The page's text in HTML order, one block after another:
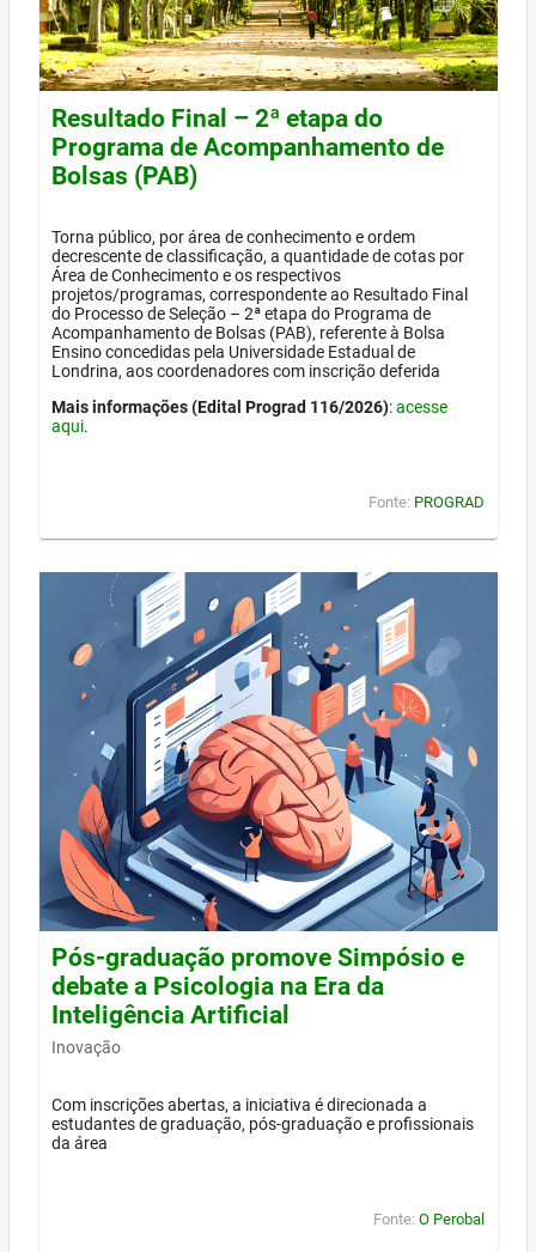
Resultado Final – 2ª etapa do
Programa de Acompanhamento de
Bolsas (PAB)
Torna público, por área de conhecimento e ordem
decrescente de classificação, a quantidade de cotas por
Área de Conhecimento e os respectivos
projetos/programas, correspondente ao Resultado Final
do Processo de Seleção – 2ª etapa do Programa de
Acompanhamento de Bolsas (PAB), referente à Bolsa
Ensino concedidas pela Universidade Estadual de
Londrina, aos coordenadores com inscrição deferida
Mais informações (Edital Prograd 116/2026):acesse
aqui.
Fonte: PROGRAD
Pós-graduação promove Simpósio e
debate a Psicologia na Era da
Inteligência Artificial
Inovação
Com inscrições abertas, a iniciativa é direcionada a
estudantes de graduação, pós-graduação e profissionais
da área
Fonte: O Perobal